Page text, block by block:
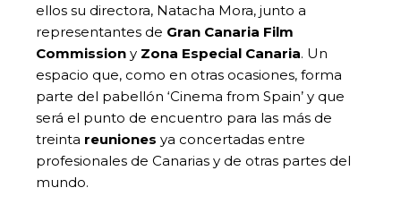
ellos su directora, Natacha Mora, junto a
representantes de Gran Canaria Film
Commission y Zona Especial Canaria. Un
espacio que, como en otras ocasiones, forma
parte del pabellón ‘Cinema from Spain’ y que
será el punto de encuentro para las más de
treinta reuniones ya concertadas entre
profesionales de Canarias y de otras partes del
mundo.